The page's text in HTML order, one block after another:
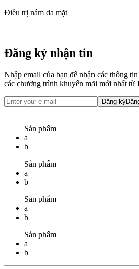
Điều trị nám da mặt
Đăng ký nhận tin
Nhập email của bạn để nhận các thông
các chương trình khuyến mãi mới nhất từ
Đăng ký
Sản phẩm
a
b
Sản phẩm
a
b
Sản phẩm
a
b
Sản phẩm
a
b